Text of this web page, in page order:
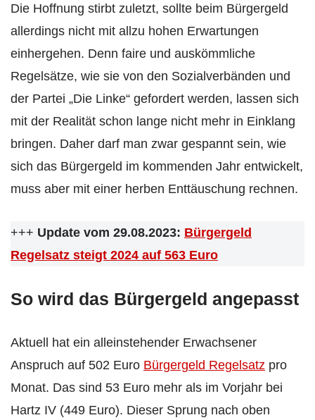
Die Hoffnung stirbt zuletzt, sollte beim Bürgergeld
allerdings nicht mit allzu hohen Erwartungen
einhergehen. Denn faire und auskömmliche
Regelsätze, wie sie von den Sozialverbänden und
der Partei „Die Linke“ gefordert werden, lassen sich
mit der Realität schon lange nicht mehr in Einklang
bringen. Daher darf man zwar gespannt sein, wie
sich das Bürgergeld im kommenden Jahr entwickelt,
muss aber mit einer herben Enttäuschung rechnen.
+++ Update vom 29.08.2023: Bürgergeld
Regelsatz steigt 2024 auf 563 Euro
So wird das Bürgergeld angepasst
Aktuell hat ein alleinstehender Erwachsener
Anspruch auf 502 Euro Bürgergeld Regelsatz pro
Monat. Das sind 53 Euro mehr als im Vorjahr bei
Hartz IV (449 Euro). Dieser Sprung nach oben